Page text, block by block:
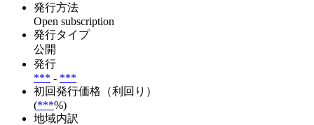
発行方法
Open subscription
発行タイプ
公開
発行
*** - ***
初回発行価格（利回り）
(***%)
地域内訳